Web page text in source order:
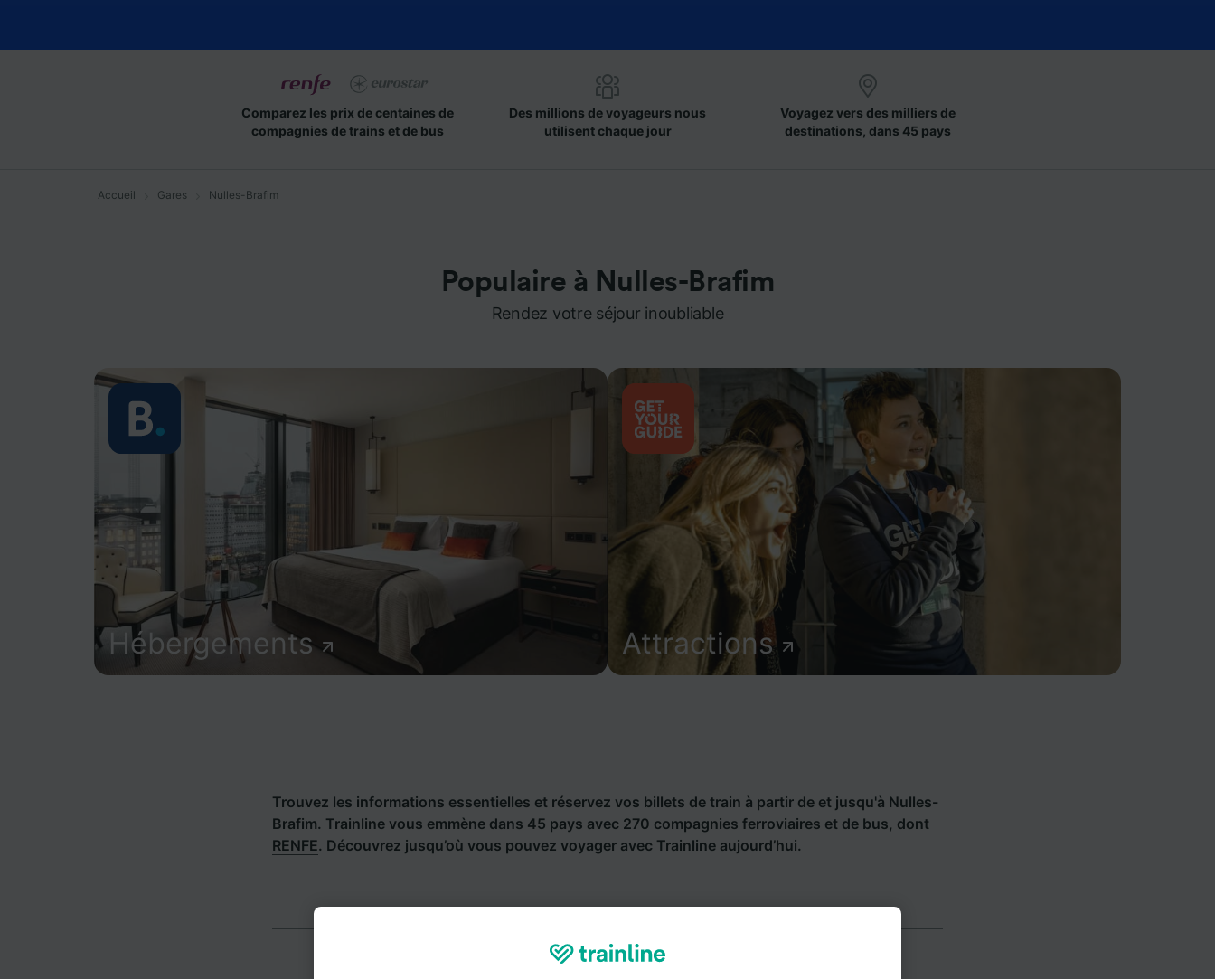
Comparez les prix de centaines de
compagnies de trains et de bus
Des millions de voyageurs nous
utilisent chaque jour
Voyagez vers des milliers de
destinations, dans 45 pays
Accueil Gares Nulles-Brafim
Populaire à Nulles-Brafim
Rendez votre séjour inoubliable
Hébergements Attractions
Trouvez les informations essentielles et réservez vos billets de train à partir de et jusqu'à Nulles-
Brafim. Trainline vous emmène dans 45 pays avec 270 compagnies ferroviaires et de bus, dont
RENFE. Découvrez jusqu’où vous pouvez voyager avec Trainline aujourd’hui.